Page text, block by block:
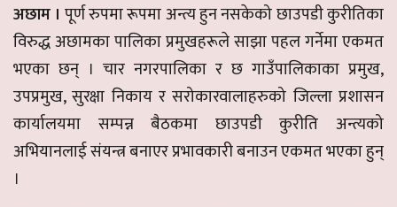
अछाम । पूर्ण रुपमा रूपमा अन्त्य हुन नसकेको छाउपडी कुरीतिका
विरुद्ध अछामका पालिका प्रमुखहरूले साझा पहल गर्नेमा एकमत
भएका छन् । चार नगरपालिका र छ गाउँपालिकाका प्रमुख,
उपप्रमुख, सुरक्षा निकाय र सरोकारवालाहरुको जिल्ला प्रशासन
कार्यालयमा सम्पन्न बैठकमा छाउपडी कुरीति अन्त्यको
अभियानलाई संयन्त्र बनाएर प्रभावकारी बनाउन एकमत भएका हुन्
।